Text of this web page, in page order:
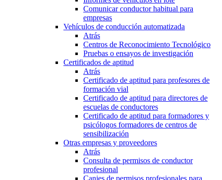
Comunicar conductor habitual para
empresas
Vehículos de conducción automatizada
Atrás
Centros de Reconocimiento Tecnológico
Pruebas o ensayos de investigación
Certificados de aptitud
Atrás
Certificado de aptitud para profesores de
formación vial
Certificado de aptitud para directores de
escuelas de conductores
Certificado de aptitud para formadores y
psicólogos formadores de centros de
sensibilización
Otras empresas y proveedores
Atrás
Consulta de permisos de conductor
profesional